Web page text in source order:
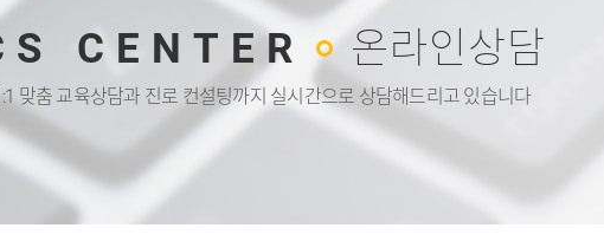
CENTER 온라인상담
맞춤 교육상담과 진로 컨설팅까지 실시간으로 상담해드리고 있습니다